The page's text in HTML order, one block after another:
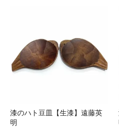
漆のハト豆皿【生漆】遠藤英
明